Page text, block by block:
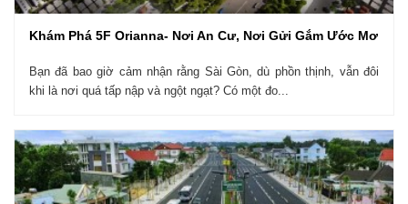
Khám Phá 5F Orianna- Nơi An Cư, Nơi Gửi Gắm Ước Mơ
Bạn đã bao giờ cảm nhận rằng Sài Gòn, dù phồn thịnh, vẫn đôi
khi là nơi quá tấp nập và ngột ngạt? Có một đo...